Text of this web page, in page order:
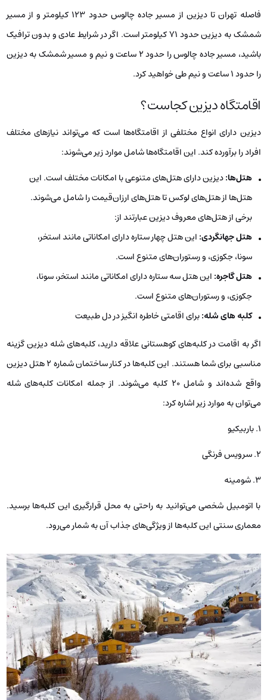
فاصله تهران تا دیزین از مسیر جاده چالوس حدود ۱۲۳ کیلومتر و از مسیر
شمشک به دیزین حدود ۷۱ کیلومتر است. اگر در شرایط عادی و بدون ترافیک
باشید، مسیر جاده چالوس را حدود ۲ ساعت و نیم و مسیر شمشک به دیزین
را حدود ۱ ساعت و نیم طی خواهید کرد.
اقامتگاه دیزین کجاست؟
دیزین دارای انواع مختلفی از اقامتگاه‌ها است که می‌تواند نیازهای مختلف
افراد را برآورده کند. این اقامتگاه‌ها شامل موارد زیر می‌شوند:
هتل‌ها:دیزین دارای هتل‌های متنوعی با امکانات مختلف است. این
هتل‌ها از هتل‌های لوکس تا هتل‌های ارزان‌قیمت را شامل می‌شوند.
برخی از هتل‌های معروف دیزین عبارتند از:
هتل جهانگردی: این هتل چهار ستاره دارای امکاناتی مانند استخر،
سونا، جکوزی، و رستوران‌های متنوع است.
هتل گاجره: این هتل سه ستاره دارای امکاناتی مانند استخر، سونا،
جکوزی، و رستوران‌های متنوع است.
کلبه های شله:برای اقامتی خاطره انگیز در دل طبیعت
اگر به اقامت در کلبه‌های کوهستانی علاقه دارید، کلبه‌های شله دیزین گزینه
مناسبی برای شما هستند. این کلبه‌ها در کنار ساختمان شماره ۲ هتل دیزین
واقع شده‌اند و شامل ۲۰ کلبه می‌شوند. از جمله امکانات کلبه‌های شله
می‌توان به موارد زیر اشاره کرد:
۱. باربیکیو
۲. سرویس فرنگی
۳. شومینه
با اتومبیل شخصی می‌توانید به راحتی به محل قرارگیری این کلبه‌ها برسید.
معماری سنتی این کلبه‌ها از ویژگی‌های جذاب آن به شمار می‌رود.